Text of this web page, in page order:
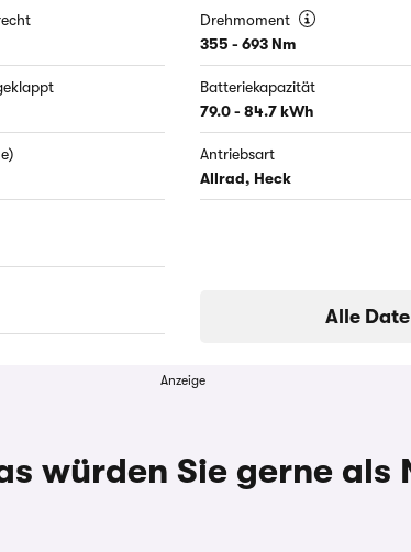
Drehmoment
355 - 693 Nm
Batteriekapazität
79.0 - 84.7 kWh
Antriebsart
Allrad, Heck
Alle
Anzeige
würden Sie gerne als